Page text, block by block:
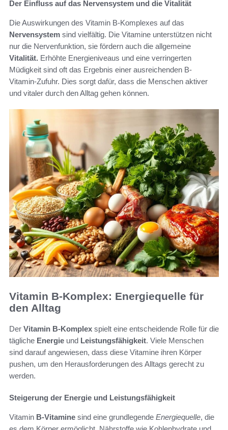
Der Einfluss auf das Nervensystem und die Vitalität
Die Auswirkungen des Vitamin B-Komplexes auf das
Nervensystem sind vielfältig. Die Vitamine unterstützen nicht
nur die Nervenfunktion, sie fördern auch die allgemeine
Vitalität. Erhöhte Energieniveaus und eine verringerten
Müdigkeit sind oft das Ergebnis einer ausreichenden B-
Vitamin-Zufuhr. Dies sorgt dafür, dass die Menschen aktiver
und vitaler durch den Alltag gehen können.
Vitamin B-Komplex: Energiequelle für
den Alltag
Der Vitamin B-Komplex spielt eine entscheidende Rolle für die
tägliche Energie und Leistungsfähigkeit. Viele Menschen
sind darauf angewiesen, dass diese Vitamine ihren Körper
pushen, um den Herausforderungen des Alltags gerecht zu
werden.
Steigerung der Energie und Leistungsfähigkeit
Vitamin B-Vitamine sind eine grundlegende Energiequelle, die